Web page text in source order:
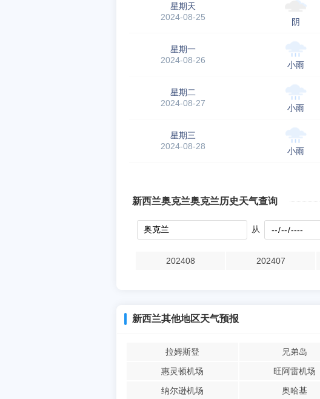
星期天
2024-08-25
阴
星期一
2024-08-26
小雨
星期二
2024-08-27
小雨
星期三
2024-08-28
小雨
新西兰奥克兰奥克兰历史天气查询
从
202408 202407
新西兰其他地区天气预报
拉姆斯登 兄弟岛
惠灵顿机场
旺阿雷机场
纳尔逊机场
奥哈基